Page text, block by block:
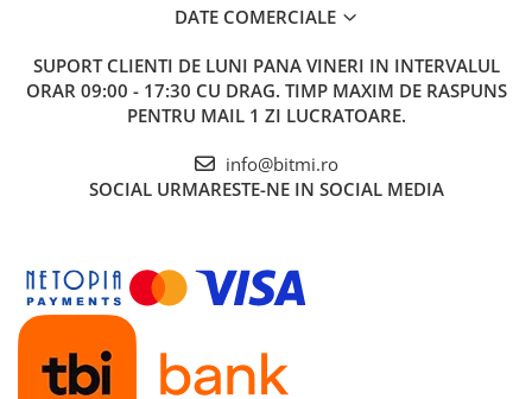
DATE COMERCIALE
SUPORT CLIENTI DE LUNI PANA VINERI IN INTERVALUL
ORAR 09:00 - 17:30 CU DRAG. TIMP MAXIM DE RASPUNS
PENTRU MAIL 1 ZI LUCRATOARE.
info@bitmi.ro
SOCIAL URMARESTE-NE IN SOCIAL MEDIA